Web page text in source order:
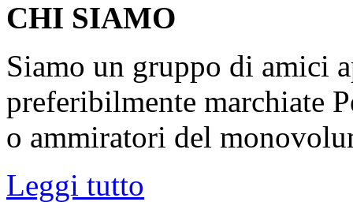
CHI SIAMO
Siamo un gruppo di amici
preferibilmente marchiate
o ammiratori del
Leggi tutto